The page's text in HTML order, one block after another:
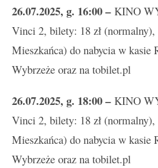
26.07.2025, g. 16:00 –KINO
Vinci 2, bilety: 18 zł (normalny),
Mieszkańca) do nabycia w kasie
Wybrzeże oraz na tobilet.pl
26.07.2025, g. 18:00 –KINO
Vinci 2, bilety: 18 zł (normalny),
Mieszkańca) do nabycia w kasie
Wybrzeże oraz na tobilet.pl